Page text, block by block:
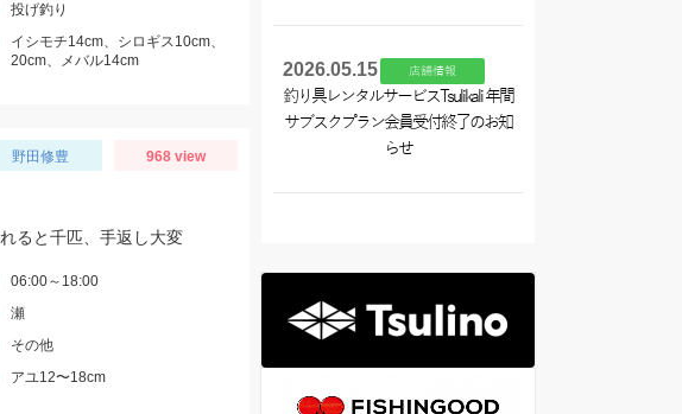
投げ釣り
イシモチ14cm、シロギス10cm、
20cm、メバル14cm
野田修豊 968 view
ると千匹、手返し大変
06:00～18:00
瀬
その他
アユ12〜18cm
2026.05.15 店舗情報
釣り具レンタルサービスTsulikali 年間
サブスクプラン会員受付終了のお知
らせ